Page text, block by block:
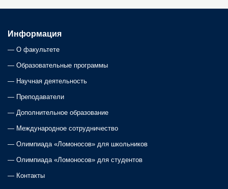
t
s
n
a
v
i
g
a
Информация
— О факультете
— Образовательные программы
— Научная деятельность
— Преподаватели
— Дополнительное образование
— Международное сотрудничество
— Олимпиада «Ломоносов» для школьников
— Олимпиада «Ломоносов» для студентов
— Контакты